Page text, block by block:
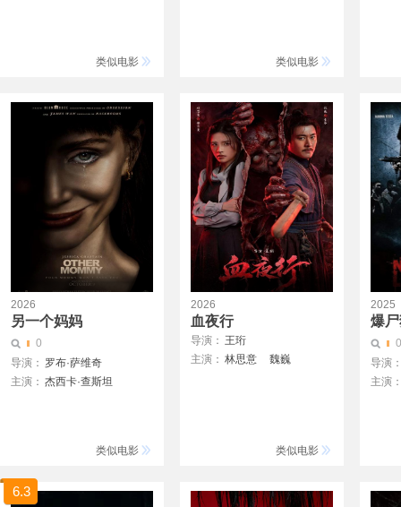
类似电影
莫德·戴维
基努·卡里姆
塔皮瓦·索罗帕
格雷塔·范登布林克
类似电影
2026
另一个妈妈
0
导演： 罗布·萨维奇
主演： 杰西卡·查斯坦
凯伦·阿兰
亚历杭德罗·涅维斯
类似电影
2026
血夜行
导演： 王珩
主演： 林思意 魏巍
类似电影
2025
爆
0
导演
主演
6.3